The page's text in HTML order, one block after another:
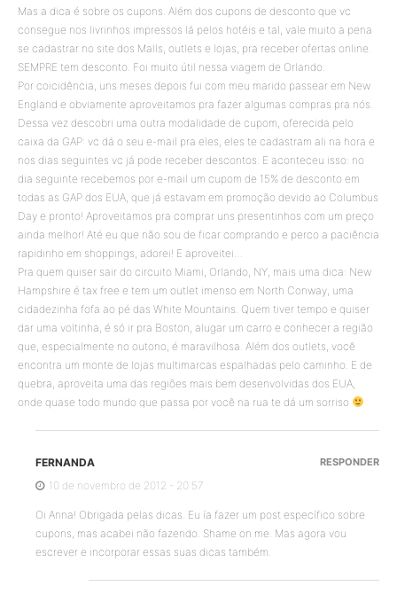
Mas a dica é sobre os cupons. Além dos cupons de desconto que vc
consegue nos livrinhos impressos lá pelos hotéis e tal, vale muito a pena
se cadastrar no site dos Malls, outlets e lojas, pra receber ofertas online.
SEMPRE tem desconto. Foi muito útil nessa viagem de Orlando.
Por coicidência, uns meses depois fui com meu marido passear em New
England e obviamente aproveitamos pra fazer algumas compras pra nós.
Dessa vez descobri uma outra modalidade de cupom, oferecida pelo
caixa da GAP: vc dá o seu e-mail pra eles, eles te cadastram ali na hora e
nos dias seguintes vc já pode receber descontos. E aconteceu isso: no
dia seguinte recebemos por e-mail um cupom de 15% de desconto em
todas as GAP dos EUA, que já estavam em promoção devido ao Columbus
Day e pronto! Aproveitamos pra comprar uns presentinhos com um preço
ainda melhor! Até eu que não sou de ficar comprando e perco a paciência
rapidinho em shoppings, adorei! E aproveitei…
Pra quem quiser sair do circuito Miami, Orlando, NY, mais uma dica: New
Hampshire é tax free e tem um outlet imenso em North Conway, uma
cidadezinha fofa ao pé das White Mountains. Quem tiver tempo e quiser
dar uma voltinha, é só ir pra Boston, alugar um carro e conhecer a região
que, especialmente no outono, é maravilhosa. Além dos outlets, você
encontra um monte de lojas multimarcas espalhadas pelo caminho. E de
quebra, aproveita uma das regiões mais bem desenvolvidas dos EUA,
onde quase todo mundo que passa por você na rua te dá um sorriso
FERNANDA
10 de novembro de 2012 - 20:57
Oi Anna! Obrigada pelas dicas. Eu ía fazer um post específico sobre
cupons, mas acabei não fazendo. Shame on me. Mas agora vou
escrever e incorporar essas suas dicas também.
RESPONDER